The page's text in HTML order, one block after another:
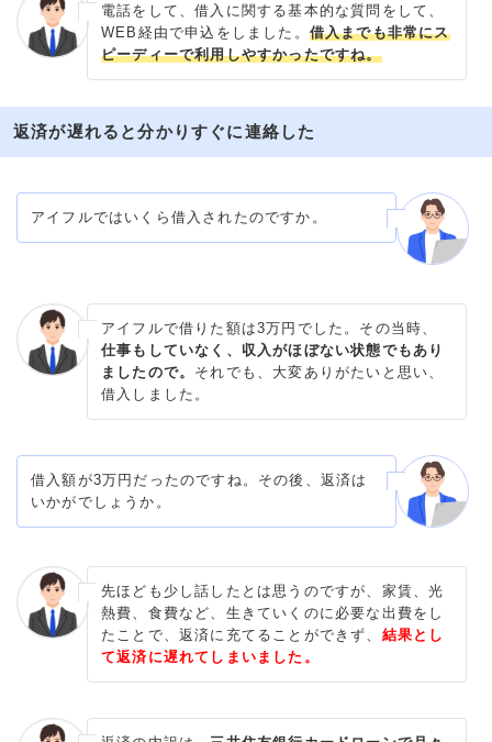
電話をして、借入に関する基本的な質問をして、
WEB経由で申込をしました。 借入までも非常にス
ピーディーで利用しやすかったですね。
返済が遅れると分かりすぐに連絡した
アイフルではいくら借入されたのですか。
アイフルで借りた額は3万円でした。その当時、
仕事もしていなく、収入がほぼない状態でもあり
ましたので。 それでも、大変ありがたいと思い、
借入しました。
借入額が3万円だったのですね。その後、返済は
いかがでしょうか。
先ほども少し話したとは思うのですが、家賃、光
熱費、食費など、生きていくのに必要な出費をし
たことで、返済に充てることができず、 結果とし
て返済に遅れてしまいました。